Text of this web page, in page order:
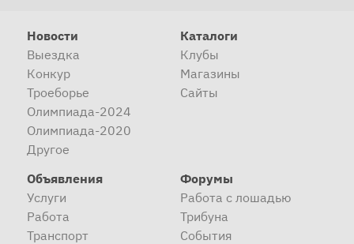
Новости
Выездка
Конкур
Троеборье
Олимпиада-2024
Олимпиада-2020
Другое
Каталоги
Клубы
Магазины
Сайты
Объявления
Услуги
Работа
Транспорт
Форумы
Работа с лошадью
Трибуна
События